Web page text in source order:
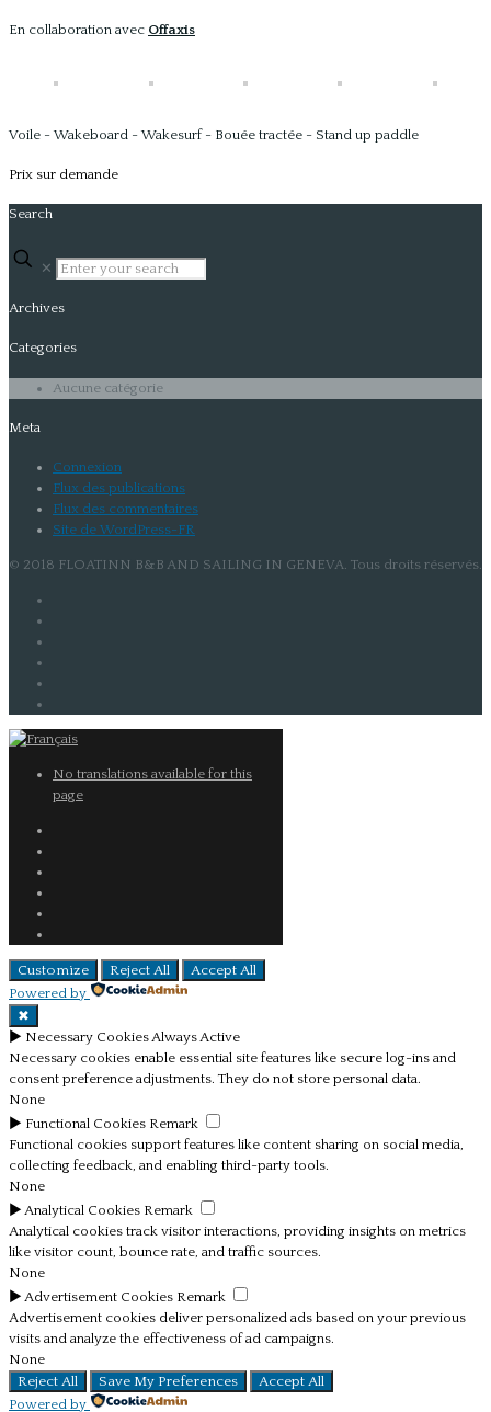
En collaboration avec Offaxis
Voile - Wakeboard - Wakesurf - Bouée tractée - Stand up paddle
Prix sur demande
Search
✕
Archives
Categories
Aucune catégorie
Meta
Connexion
Flux des publications
Flux des commentaires
Site de WordPress-FR
© 2018 FLOATINN B&B AND SAILING IN GENEVA. Tous droits réservés.
No translations available for this
page
Customize Reject All
Accept All
Powered by
✖
► Necessary CookiesAlways Active
Necessary cookies enable essential site features like secure log-ins and
consent preference adjustments. They do not store personal data.
None
► Functional Cookies Remark
Functional cookies support features like content sharing on social media,
collecting feedback, and enabling third-party tools.
None
► Analytical Cookies Remark
Analytical cookies track visitor interactions, providing insights on metrics
like visitor count, bounce rate, and traffic sources.
None
► Advertisement Cookies Remark
Advertisement cookies deliver personalized ads based on your previous
visits and analyze the effectiveness of ad campaigns.
None
Reject All
Save My Preferences
Accept All
Powered by